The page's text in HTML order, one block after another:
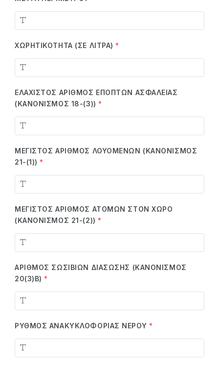
ΧΩΡΗΤΙΚΌΤΗΤΑ (ΣΕ ΛΊΤΡΑ) *
ΕΛΆΧΙΣΤΟΣ ΑΡΙΘΜΌΣ ΕΠΟΠΤΏΝ ΑΣΦΑΛΕΊΑΣ
(ΚΑΝΟΝΙΣΜΌΣ 18-(3)) *
ΜΈΓΙΣΤΟΣ ΑΡΙΘΜΌΣ ΛΟΥΟΜΈΝΩΝ (ΚΑΝΟΝΙΣΜΌΣ
21-(1)) *
ΜΈΓΙΣΤΟΣ ΑΡΙΘΜΌΣ ΑΤΌΜΩΝ ΣΤΟΝ ΧΏΡΟ
(ΚΑΝΟΝΙΣΜΌΣ 21-(2)) *
ΑΡΙΘΜΌΣ ΣΩΣΙΒΊΩΝ ΔΙΆΣΩΣΗΣ (ΚΑΝΟΝΙΣΜΌΣ
20(3)Β) *
ΡΥΘΜΌΣ ΑΝΑΚΥΚΛΟΦΟΡΊΑΣ ΝΕΡΟΎ *